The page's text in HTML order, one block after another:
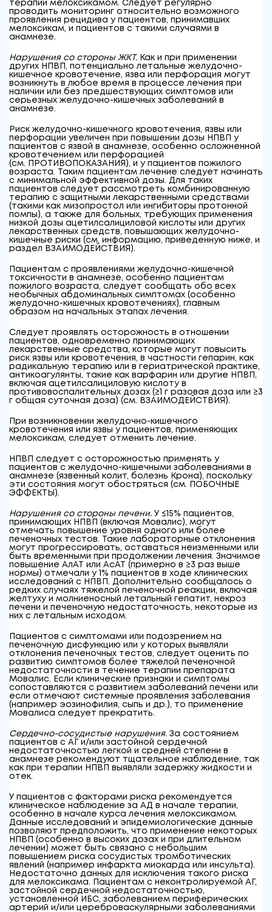
терапии мелоксикамом. Следует регулярно
проводить мониторинг относительно возможного
проявления рецидива у пациентов, принимавших
мелоксикам, и пациентов с такими случаями в
анамнезе.
Нарушения со стороны ЖКТ. Как и при применении
других НПВП, потенциально летальные желудочно-
кишечное кровотечение, язва или перфорация могут
возникнуть в любое время в процессе лечения при
наличии или без предшествующих симптомов или
серьезных желудочно-кишечных заболеваний в
анамнезе.
Риск желудочно-кишечного кровотечения, язвы или
перфорации увеличен при повышении дозы НПВП у
пациентов с язвой в анамнезе, особенно осложненной
кровотечением или перфорацией
(см. ПРОТИВОПОКАЗАНИЯ), и у пациентов пожилого
возраста. Таким пациентам лечение следует начинать
с минимальной эффективной дозы. Для таких
пациентов следует рассмотреть комбинированную
терапию с защитными лекарственными средствами
(такими как мизопростол или ингибиторы протонной
помпы), а также для больных, требующих применения
низкой дозы ацетилсалициловой кислоты или других
лекарственных средств, повышающих желудочно-
кишечные риски (см. информацию, приведенную ниже, и
раздел ВЗАИМОДЕЙСТВИЯ).
Пациентам с проявлениями желудочно-кишечной
токсичности в анамнезе, особенно пациентам
пожилого возраста, следует сообщать обо всех
необычных абдоминальных симптомах (особенно
желудочно-кишечных кровотечениях), главным
образом на начальных этапах лечения.
Следует проявлять осторожность в отношении
пациентов, одновременно принимающих
лекарственные средства, которые могут повысить
риск язвы или кровотечения, в частности гепарин, как
радикальную терапию или в гериатрической практике,
антикоагулянты, такие как варфарин или другие НПВП,
включая ацетилсалициловую кислоту в
противовоспалительных дозах (≥1 г разовая доза или ≥3
г общая суточная доза) (см. ВЗАИМОДЕЙСТВИЯ).
При возникновении желудочно-кишечного
кровотечения или язвы у пациентов, применяющих
мелоксикам, следует отменить лечение.
НПВП следует с осторожностью применять у
пациентов с желудочно-кишечными заболеваниями в
анамнезе (язвенный колит, болезнь Крона), поскольку
эти состояния могут обостряться (см. ПОБОЧНЫЕ
ЭФФЕКТЫ).
Нарушения со стороны печени. У ≤15% пациентов,
принимающих НПВП (включая Мовалис), могут
отмечать повышение уровня одного или более
печеночных тестов. Такие лабораторные отклонения
могут прогрессировать, оставаться неизменными или
быть временными при продолжении лечения. Значимое
повышение АлАТ или АсАТ (примерно в ≥3 раз выше
нормы) отмечали у 1% пациентов в ходе клинических
исследований с НПВП. Дополнительно сообщалось о
редких случаях тяжелой печеночной реакции, включая
желтуху и молниеносный летальный гепатит, некроз
печени и печеночную недостаточность, некоторые из
них с летальным исходом.
Пациентов с симптомами или подозрением на
печеночную дисфункцию или у которых выявляли
отклонения печеночных тестов, следует оценить по
развитию симптомов более тяжелой печеночной
недостаточности в течение терапии препарата
Мовалис. Если клинические признаки и симптомы
сопоставляются с развитием заболеваний печени или
если отмечают системные проявления заболевания
(например эозинофилия, сыпь и др.), то применение
Мовалиса следует прекратить.
Сердечно-сосудистые нарушения. За состоянием
пациентов с АГ и/или застойной сердечной
недостаточностью легкой и средней степени в
анамнезе рекомендуют тщательное наблюдение, так
как при терапии НПВП выявляли задержку жидкости и
отек.
У пациентов с факторами риска рекомендуется
клиническое наблюдение за АД в начале терапии,
особенно в начале курса лечения мелоксикамом.
Данные исследований и эпидемиологические данные
позволяют предположить, что применение некоторых
НПВП (особенно в высоких дозах и при длительном
лечении) может быть связано с небольшим
повышением риска сосудистых тромботических
явлений (например инфаркта миокарда или инсульта).
Недостаточно данных для исключения такого риска
для мелоксикама. Пациентам с неконтролируемой АГ,
застойной сердечной недостаточностью,
установленной ИБС, заболеванием периферических
артерий и/или цереброваскулярными заболеваниями